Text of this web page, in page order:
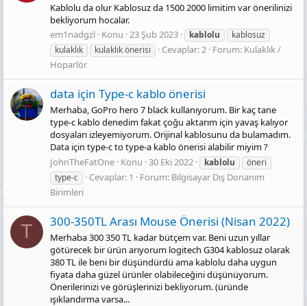
Kablolu da olur Kablosuz da 1500 2000 limitim var önerilinizi
bekliyorum hocalar.
em1nadgzl Konu 23 Şub 2023 kablolu
kablosuz
kulaklık
kulaklık önerisi Cevaplar: 2 Forum: Kulaklık /
Hoparlör
data için Type-c kablo önerisi
Merhaba, GoPro hero 7 black kullanıyorum. Bir kaç tane
type-c kablo denedim fakat çoğu aktarım için yavaş kalıyor
dosyaları izleyemiyorum. Orijinal kablosunu da bulamadım.
Data için type-c to type-a kablo önerisi alabilir miyim ?
JohnTheFatOne Konu 30 Eki 2022 kablolu
öneri
type-c
Cevaplar: 1 Forum: Bilgisayar Dış Donanım
Birimleri
T 300-350TL Arası Mouse Önerisi (Nisan 2022)
Merhaba 300 350 TL kadar bütçem var. Beni uzun yıllar
götürecek bir ürün arıyorum logitech G304 kablosuz olarak
380 TL ile beni bir düşündürdü ama kablolu daha uygun
fiyata daha güzel ürünler olabileceğini düşünüyorum.
Önerilerinizi ve görüşlerinizi bekliyorum. (üründe
ışıklandırma varsa...